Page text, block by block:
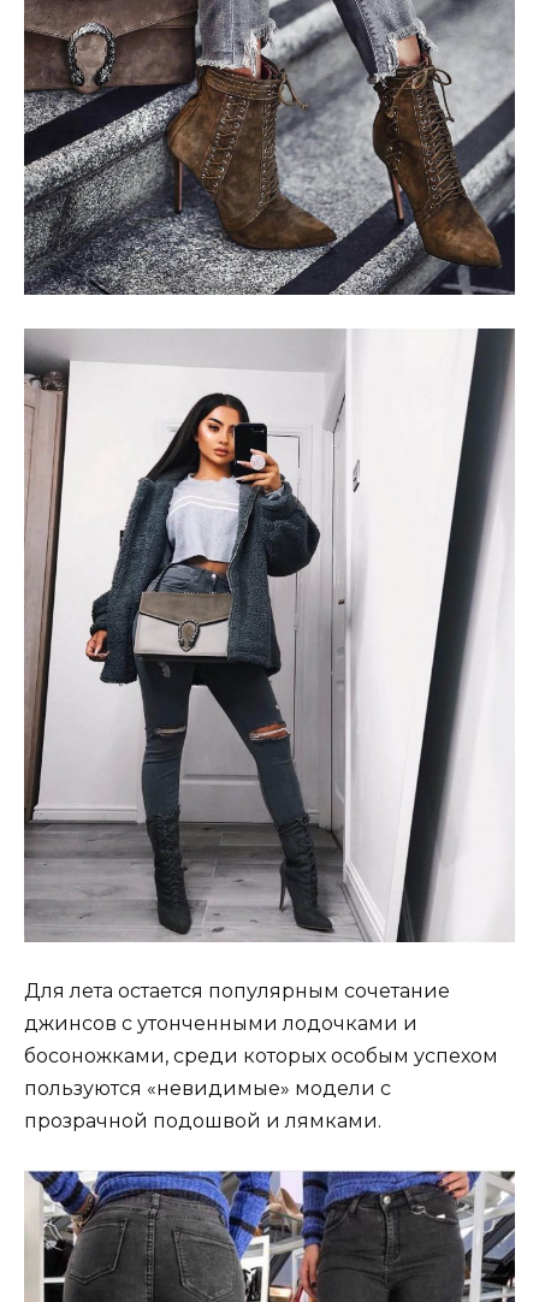
Для лета остается популярным сочетание
джинсов с утонченными лодочками и
босоножками, среди которых особым успехом
пользуются «невидимые» модели с
прозрачной подошвой и лямками.